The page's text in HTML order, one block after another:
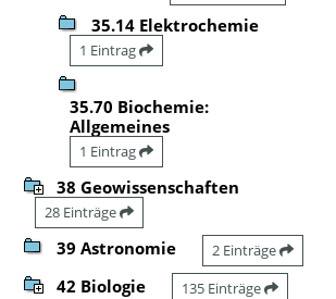
35.14 Elektrochemie
1 Eintrag
35.70 Biochemie:
Allgemeines
1 Eintrag
38 Geowissenschaften
28 Einträge
39 Astronomie 2 Einträge
42 Biologie 135 Einträge